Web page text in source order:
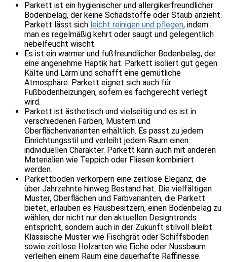
Parkett ist ein hygienischer und allergikerfreundlicher
Bodenbelag, der keine Schadstoffe oder Staub anzieht.
Parkett lässt sich leicht reinigen und pflegen, indem
man es regelmäßig kehrt oder saugt und gelegentlich
nebelfeucht wischt.
Es ist ein warmer und fußfreundlicher Bodenbelag, der
eine angenehme Haptik hat. Parkett isoliert gut gegen
Kälte und Lärm und schafft eine gemütliche
Atmosphäre. Parkett eignet sich auch für
Fußbodenheizungen, sofern es fachgerecht verlegt
wird.
Parkett ist ästhetisch und vielseitig und es ist in
verschiedenen Farben, Mustern und
Oberflächenvarianten erhältlich. Es passt zu jedem
Einrichtungsstil und verleiht jedem Raum einen
individuellen Charakter. Parkett kann auch mit anderen
Materialien wie Teppich oder Fliesen kombiniert
werden.
Parkettböden verkörpern eine zeitlose Eleganz, die
über Jahrzehnte hinweg Bestand hat. Die vielfältigen
Muster, Oberflächen und Farbvarianten, die Parkett
bietet, erlauben es Hausbesitzern, einen Bodenbelag zu
wählen, der nicht nur den aktuellen Designtrends
entspricht, sondern auch in der Zukunft stilvoll bleibt.
Klassische Muster wie Fischgrät oder Schiffsboden
sowie zeitlose Holzarten wie Eiche oder Nussbaum
verleihen einem Raum eine dauerhafte Raffinesse.